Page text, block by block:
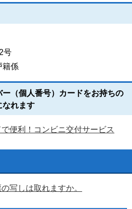
号
係
（個人番号）カードをお持ちの
なれます
便利！コンビニ交付サービス
写しは取れますか。